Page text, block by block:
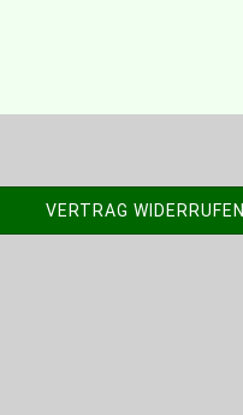
VERTRAG WIDERRUFEN